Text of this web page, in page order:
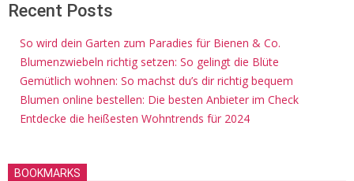
Recent Posts
So wird dein Garten zum Paradies für Bienen & Co.
Blumenzwiebeln richtig setzen: So gelingt die Blüte
Gemütlich wohnen: So machst du’s dir richtig bequem
Blumen online bestellen: Die besten Anbieter im Check
Entdecke die heißesten Wohntrends für 2024
BOOKMARKS